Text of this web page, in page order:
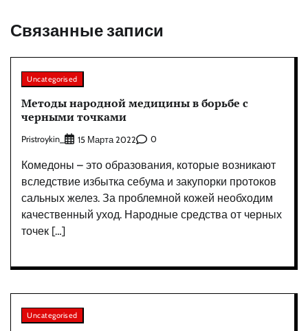
Связанные записи
Uncategorised
Методы народной медицины в борьбе с
черными точками
Pristroykin_ 15 Марта 2022 0
Комедоны – это образования, которые возникают
вследствие избытка себума и закупорки протоков
сальных желез. За проблемной кожей необходим
качественный уход. Народные средства от черных
точек […]
Uncategorised